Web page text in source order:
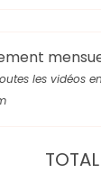
les vidéos